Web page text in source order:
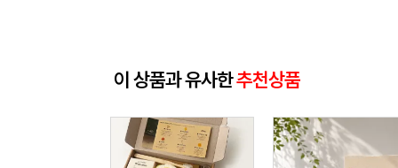
이 상품과 유사한추천상품